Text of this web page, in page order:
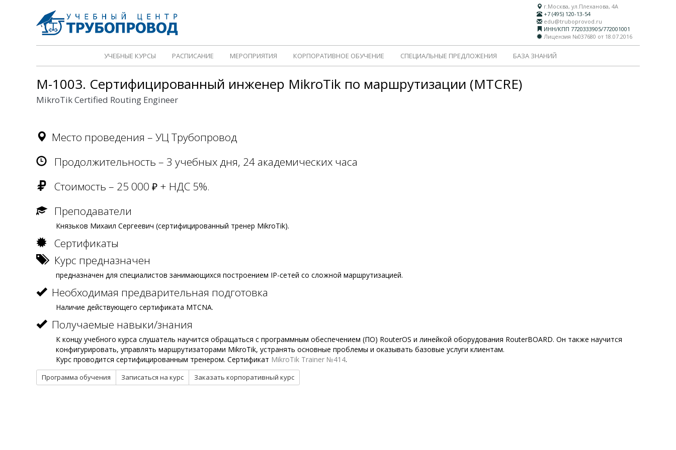
г.Москва, ул.Плеханова, 4А
+7 (495) 120-13-54
edu@truboprovod.ru
ИНН/КПП 7720333905/772001001
Лицензия №037680 от 18.07.2016
УЧЕБНЫЕ КУРСЫ РАСПИСАНИЕ МЕРОПРИЯТИЯ КОРПОРАТИВНОЕ ОБУЧЕНИЕ СПЕЦИАЛЬНЫЕ ПРЕДЛОЖЕНИЯ БАЗА ЗНАНИЙ
M-1003. Сертифицированный инженер MikroTik по маршрутизации (MTCRE)
MikroTik Certified Routing Engineer
Место проведения – УЦ Трубопровод
Продолжительность – 3 учебных дня, 24 академических часа
Стоимость – 25 000 ₽ + НДС 5%.
Преподаватели
Князьков Михаил Сергеевич (сертифицированный тренер MikroTik).
Сертификаты
Курс предназначен
предназначен для специалистов занимающихся построением IP-сетей со сложной маршрутизацией.
Необходимая предварительная подготовка
Наличие действующего сертификата MTCNA.
Получаемые навыки/знания
К концу учебного курса слушатель научится обращаться с программным обеспечением (ПО) RouterOS и линейкой оборудования RouterBOARD. Он также научится
конфигурировать, управлять маршрутизаторами MikroTik, устранять основные проблемы и оказывать базовые услуги клиентам.
Курс проводится сертифицированным тренером. Сертификат MikroTik Trainer №414.
Программа обучения Записаться на курс Заказать корпоративный курс